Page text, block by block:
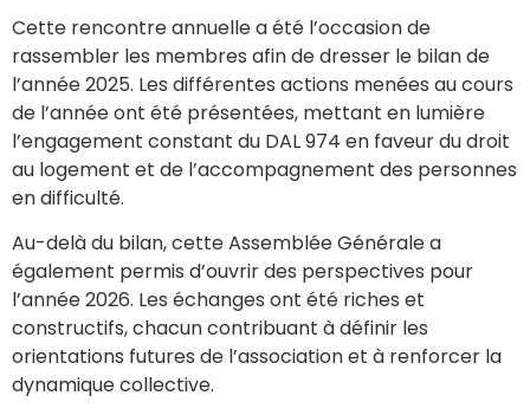
Cette rencontre annuelle a été l’occasion de
rassembler les membres afin de dresser le bilan de
l’année 2025. Les différentes actions menées au cours
de l’année ont été présentées, mettant en lumière
l’engagement constant du DAL 974 en faveur du droit
au logement et de l’accompagnement des personnes
en difficulté.
Au-delà du bilan, cette Assemblée Générale a
également permis d’ouvrir des perspectives pour
l’année 2026. Les échanges ont été riches et
constructifs, chacun contribuant à définir les
orientations futures de l’association et à renforcer la
dynamique collective.